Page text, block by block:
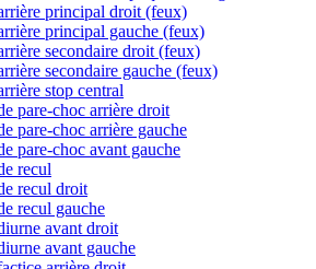
principal droit (feux)
principal gauche (feux)
secondaire droit (feux)
secondaire gauche (feux)
stop central
pare-choc arrière droit
pare-choc arrière gauche
pare-choc avant gauche
recul
recul droit
recul gauche
avant droit
avant gauche